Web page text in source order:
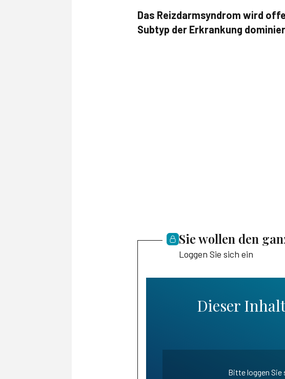
Das Reizdarmsyndrom wird
Subtyp der Erkrankung
Sie wollen den
Loggen Sie sich ein
Dieser
Bitte loggen Sie